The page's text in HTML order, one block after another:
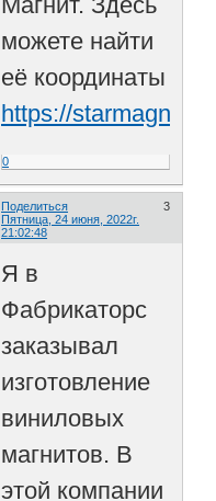
можете найти
её координаты
https://
0
Поделиться
3
Пятница, 24 июня, 2022г.
21:02:48
Я в
Фабрикаторс
заказывал
изготовление
виниловых
магнитов. В
этой компании